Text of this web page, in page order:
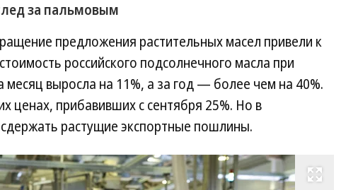
за пальмовым
предложения растительных масел привели к
российского подсолнечного масла при
месяц выросла на 11%, а за год — более чем на 40%.
ценах, прибавивших с сентября 25%. Но в
растущие экспортные пошлины.
Развернуть на весь экран